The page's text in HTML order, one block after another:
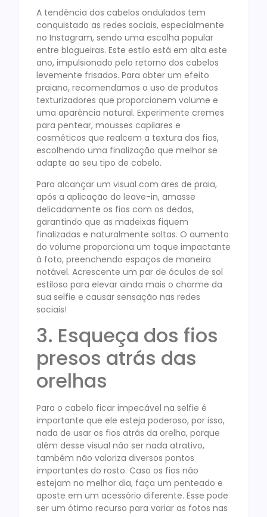
A tendência dos cabelos ondulados tem
conquistado as redes sociais, especialmente
no Instagram, sendo uma escolha popular
entre blogueiras. Este estilo está em alta este
ano, impulsionado pelo retorno dos cabelos
levemente frisados. Para obter um efeito
praiano, recomendamos o uso de produtos
texturizadores que proporcionem volume e
uma aparência natural. Experimente cremes
para pentear, mousses capilares e
cosméticos que realcem a textura dos fios,
escolhendo uma finalização que melhor se
adapte ao seu tipo de cabelo.
Para alcançar um visual com ares de praia,
após a aplicação do leave-in, amasse
delicadamente os fios com os dedos,
garantindo que as madeixas fiquem
finalizadas e naturalmente soltas. O aumento
do volume proporciona um toque impactante
à foto, preenchendo espaços de maneira
notável. Acrescente um par de óculos de sol
estiloso para elevar ainda mais o charme da
sua selfie e causar sensação nas redes
sociais!
3. Esqueça dos fios
presos atrás das
orelhas
Para o cabelo ficar impecável na selfie é
importante que ele esteja poderoso, por isso,
nada de usar os fios atrás da orelha, porque
além desse visual não ser nada atrativo,
também não valoriza diversos pontos
importantes do rosto. Caso os fios não
estejam no melhor dia, faça um penteado e
aposte em um acessório diferente. Esse pode
ser um ótimo recurso para variar as fotos nas